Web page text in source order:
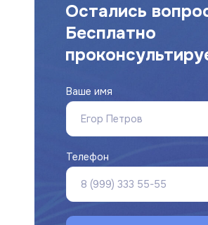
Остались
Бесплатно
Ваше имя
Телефон
УЗИ О нас
Цены